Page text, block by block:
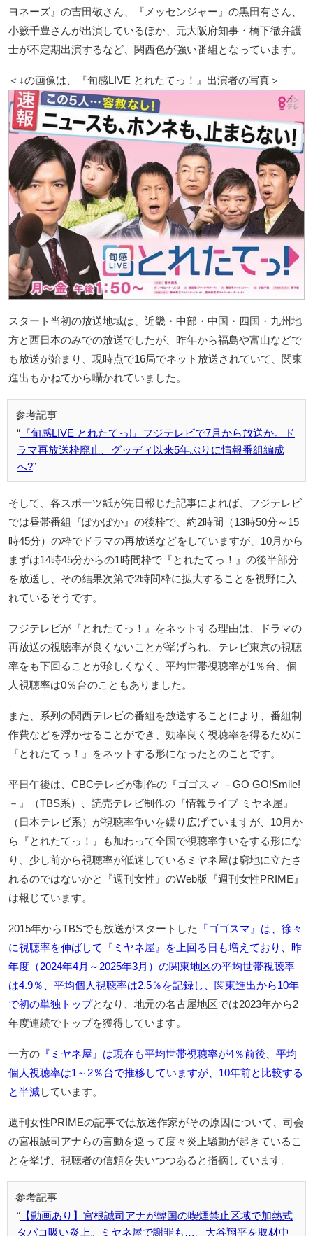
ヨネーズ』の吉田敬さん、『メッセンジャー』の黒田有さん、
小籔千豊さんが出演しているほか、元大阪府知事・橋下徹弁護
士が不定期出演するなど、関西色が強い番組となっています。
＜↓の画像は、『旬感LIVE とれたてっ！』出演者の写真＞
スタート当初の放送地域は、近畿・中部・中国・四国・九州地
方と西日本のみでの放送でしたが、昨年から福島や富山などで
も放送が始まり、現時点で16局でネット放送されていて、関東
進出もかねてから囁かれていました。
『旬感LIVE とれたてっ!』フジテレビで7月から放送か。ド
ラマ再放送枠廃止、グッディ以来5年ぶりに情報番組編成
へ?
そして、各スポーツ紙が先日報じた記事によれば、フジテレビ
では昼帯番組『ぽかぽか』の後枠で、約2時間（13時50分～15
時45分）の枠でドラマの再放送などをしていますが、10月から
まずは14時45分からの1時間枠で『とれたてっ！』の後半部分
を放送し、その結果次第で2時間枠に拡大することを視野に入
れているそうです。
フジテレビが『とれたてっ！』をネットする理由は、ドラマの
再放送の視聴率が良くないことが挙げられ、テレビ東京の視聴
率をも下回ることが珍しくなく、平均世帯視聴率が1％台、個
人視聴率は0％台のこともありました。
また、系列の関西テレビの番組を放送することにより、番組制
作費などを浮かせることができ、効率良く視聴率を得るために
『とれたてっ！』をネットする形になったとのことです。
平日午後は、CBCテレビが制作の『ゴゴスマ －GO GO!Smile!
－』（TBS系）、読売テレビ制作の『情報ライブ ミヤネ屋』
（日本テレビ系）が視聴率争いを繰り広げていますが、10月か
ら『とれたてっ！』も加わって全国で視聴率争いをする形にな
り、少し前から視聴率が低迷しているミヤネ屋は窮地に立たさ
れるのではないかと『週刊女性』のWeb版『週刊女性PRIME』
は報じています。
2015年からTBSでも放送がスタートした
『ゴゴスマ』は、徐々
に視聴率を伸ばして『ミヤネ屋』を上回る日も増えており、昨
年度（2024年4月～2025年3月）の関東地区の平均世帯視聴率
は4.9％、平均個人視聴率は2.5％を記録し、関東進出から10年
で初の単独トップとなり、地元の名古屋地区では2023年から2
年度連続でトップを獲得しています。
一方の 『ミヤネ屋』は現在も平均世帯視聴率が4％前後、平均
個人視聴率は1～2％台で推移していますが、10年前と比較する
と半減しています。
週刊女性PRIMEの記事では放送作家がその原因について、司会
の宮根誠司アナらの言動を巡って度々炎上騒動が起きているこ
とを挙げ、視聴者の信頼を失いつつあると指摘しています。
【動画あり】宮根誠司アナが韓国の喫煙禁止区域で加熱式
タバコ吸い炎上。ミヤネ屋で謝罪も…。大谷翔平を取材中